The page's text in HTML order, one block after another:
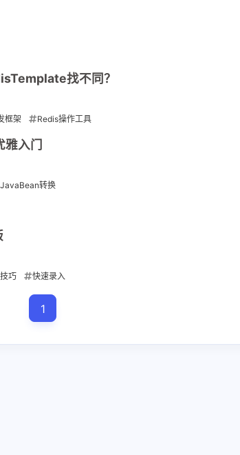
？另
益
呗
暇之
4篇 1篇
找不同？
框架 Redis操作工具
入门
JavaBean转换
巧 快速录入
1